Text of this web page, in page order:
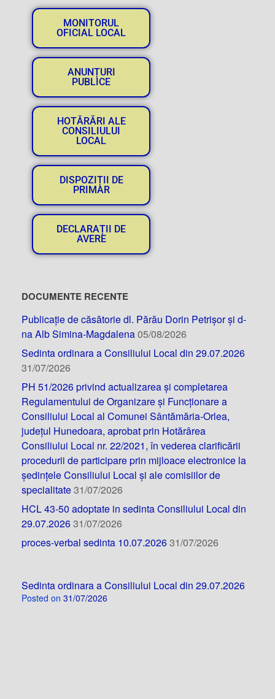
MONITORUL
OFICIAL LOCAL
ANUNȚURI
PUBLICE
HOTĂRĂRI ALE
CONSILIULUI
LOCAL
DISPOZIȚII DE
PRIMAR
DECLARAȚII DE
AVERE
DOCUMENTE RECENTE
Publicație de căsătorie dl. Părău Dorin Petrișor și d-
na Alb Simina-Magdalena05/08/2026
Sedinta ordinara a Consiliului Local din 29.07.2026
31/07/2026
PH 51/2026 privind actualizarea și completarea
Regulamentului de Organizare și Funcționare a
Consiliului Local al Comunei Sântămăria-Orlea,
județul Hunedoara, aprobat prin Hotărârea
Consiliului Local nr. 22/2021, în vederea clarificării
procedurii de participare prin mijloace electronice la
ședințele Consiliului Local și ale comisiilor de
specialitate31/07/2026
HCL 43-50 adoptate in sedinta Consiliului Local din
29.07.202631/07/2026
proces-verbal sedinta 10.07.202631/07/2026
Sedinta ordinara a Consiliului Local din 29.07.2026
Posted on 31/07/2026